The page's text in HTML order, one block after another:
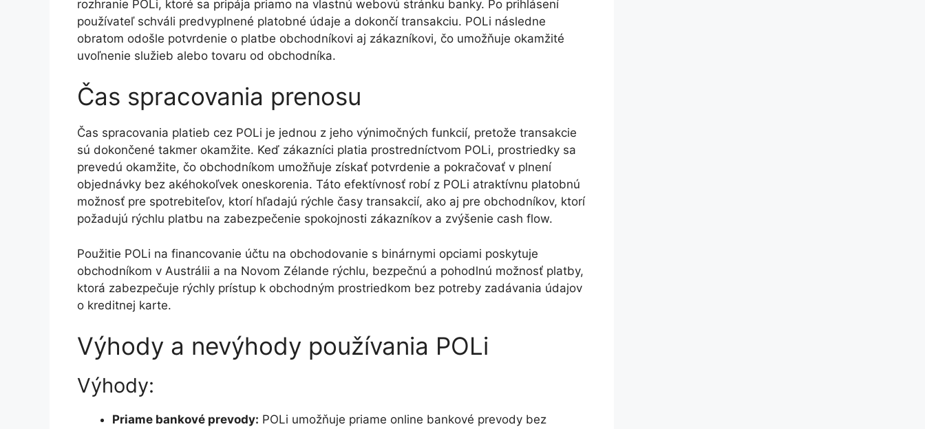
rozhranie POLi, ktoré sa pripája priamo na vlastnú webovú stránku banky. Po prihlásení
používateľ schváli predvyplnené platobné údaje a dokončí transakciu. POLi následne
obratom odošle potvrdenie o platbe obchodníkovi aj zákazníkovi, čo umožňuje okamžité
uvoľnenie služieb alebo tovaru od obchodníka.
Čas spracovania prenosu
Čas spracovania platieb cez POLi je jednou z jeho výnimočných funkcií, pretože transakcie
sú dokončené takmer okamžite. Keď zákazníci platia prostredníctvom POLi, prostriedky sa
prevedú okamžite, čo obchodníkom umožňuje získať potvrdenie a pokračovať v plnení
objednávky bez akéhokoľvek oneskorenia. Táto efektívnosť robí z POLi atraktívnu platobnú
možnosť pre spotrebiteľov, ktorí hľadajú rýchle časy transakcií, ako aj pre obchodníkov, ktorí
požadujú rýchlu platbu na zabezpečenie spokojnosti zákazníkov a zvýšenie cash flow.
Použitie POLi na financovanie účtu na obchodovanie s binárnymi opciami poskytuje
obchodníkom v Austrálii a na Novom Zélande rýchlu, bezpečnú a pohodlnú možnosť platby,
ktorá zabezpečuje rýchly prístup k obchodným prostriedkom bez potreby zadávania údajov
o kreditnej karte.
Výhody a nevýhody používania POLi
Výhody:
Priame bankové prevody: POLi umožňuje priame online bankové prevody bez